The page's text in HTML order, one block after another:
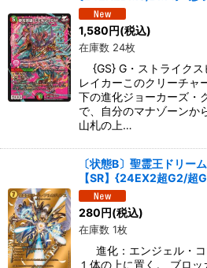
1,580円(税込)
在庫数 24枚
{GS} G・ストライクス
レイカーこのクリーチャ
下の進化ジョーカーズ・
で、自分のマナゾーンか
山札の上…
〔状態B〕聖霊王ドリー
【SR】{24EX2超G2/超
280円(税込)
在庫数 1枚
進化：エンジェル・コ
１体の上に置く。 ブロ